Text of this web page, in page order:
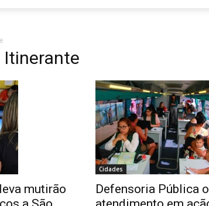
Itinerante
mutirão
Cidades
Defensoria Pública